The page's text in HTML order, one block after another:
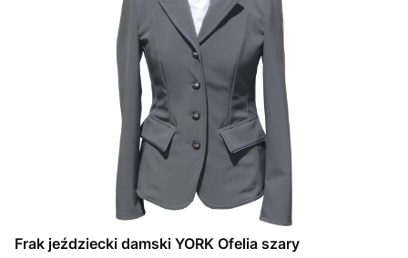
Frak jeździecki damski YORK Ofelia szary